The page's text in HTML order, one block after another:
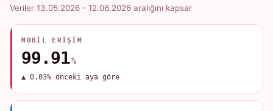
Veriler 13.05.2026 - 12.06.2026 aralığını kapsar
MOBIL ERIŞIM
99.91%
▲ 0.03% önceki aya göre